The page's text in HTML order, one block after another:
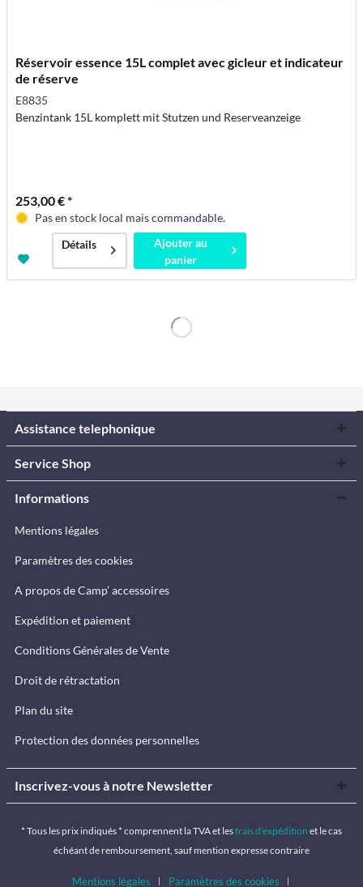
Réservoir essence 15L complet avec gicleur et indicateur
de réserve
E8835
Benzintank 15L komplett mit Stutzen und Reserveanzeige
253,00 € *
Pas en stock local mais commandable.
Détails
Ajouter au
panier
Assistance telephonique
Service Shop
Informations
Mentions légales
Paramètres des cookies
A propos de Camp’ accessoires
Expédition et paiement
Conditions Générales de Vente
Droit de rétractation
Plan du site
Protection des données personnelles
Inscrivez-vous à notre Newsletter
* Tous les prix indiqués * comprennent la TVA et lesfrais d'expédition et le cas
échéant de remboursement, sauf mention expresse contraire
Mentions légales Paramètres des cookies